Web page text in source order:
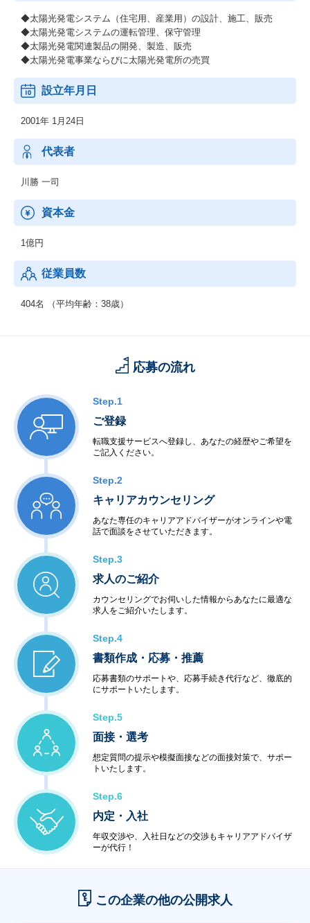
◆太陽光発電システム（住宅用、産業用）の設計、施工、販売
◆太陽光発電システムの運転管理、保守管理
◆太陽光発電関連製品の開発、製造、販売
◆太陽光発電事業ならびに太陽光発電所の売買
設立年月日
2001年 1月24日
代表者
川勝 一司
資本金
1億円
従業員数
404名 （平均年齢：38歳）
応募の流れ
Step.1
ご登録
転職支援サービスへ登録し、あなたの経歴やご希望を
ご記入ください。
Step.2
キャリアカウンセリング
あなた専任のキャリアアドバイザーがオンラインや電
話で面談をさせていただきます。
Step.3
求人のご紹介
カウンセリングでお伺いした情報からあなたに最適な
求人をご紹介いたします。
Step.4
書類作成・応募・推薦
応募書類のサポートや、応募手続き代行など、徹底的
にサポートいたします。
Step.5
面接・選考
想定質問の提示や模擬面接などの面接対策で、サポー
トいたします。
Step.6
内定・入社
年収交渉や、入社日などの交渉もキャリアアドバイザ
ーが代行！
この企業の他の公開求人